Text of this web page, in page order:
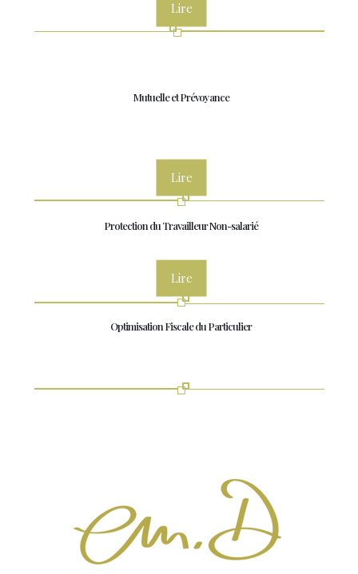
Lire
Mutuelle et Prévoyance
Lire
Protection du Travailleur Non-salarié
Lire
Optimisation Fiscale du Particulier